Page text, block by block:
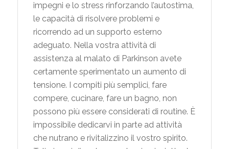
impegni e lo stress rinforzando l’autostima,
le capacità di risolvere problemi e
ricorrendo ad un supporto esterno
adeguato. Nella vostra attività di
assistenza al malato di Parkinson avete
certamente sperimentato un aumento di
tensione. I compiti più semplici, fare
compere, cucinare, fare un bagno, non
possono più essere considerati di routine. È
impossibile dedicarvi in parte ad attività
che nutrano e rivitalizzino il vostro spirito.